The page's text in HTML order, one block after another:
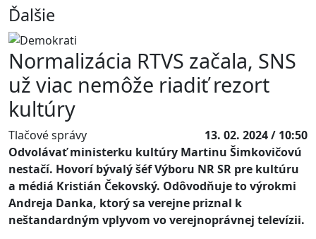
Ďalšie
Normalizácia RTVS začala, SNS
už viac nemôže riadiť rezort
kultúry
Tlačové správy
13. 02. 2024 / 10:50
Odvolávať ministerku kultúry Martinu Šimkovičovú
nestačí. Hovorí bývalý šéf Výboru NR SR pre kultúru
a médiá Kristián Čekovský. Odôvodňuje to výrokmi
Andreja Danka, ktorý sa verejne priznal k
neštandardným vplyvom vo verejnoprávnej televízii.